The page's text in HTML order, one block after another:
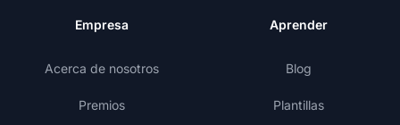
Empresa
Acerca de nosotros
Premios
Aprender
Blog
Plantillas